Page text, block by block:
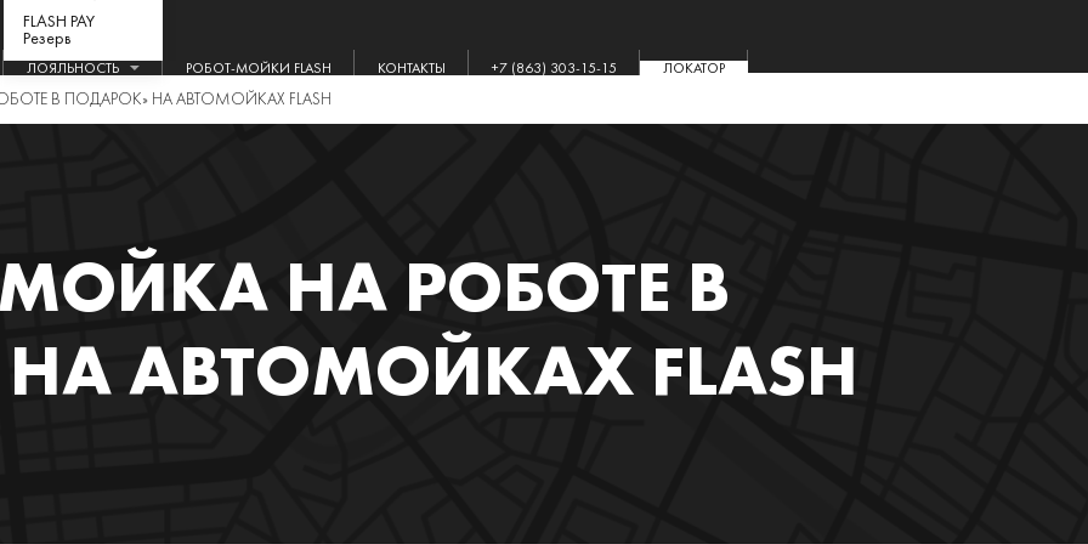
ЛОЯЛЬНОСТЬ
FLASH PAY
Резерв
РОБОТ-МОЙКИ FLASH КОНТАКТЫ +7 (863) 303-15-15 ЛОКАТОР
В ПОДАРОК» НА АВТОМОЙКАХ FLASH
НА РОБОТЕ В
АВТОМОЙКАХ FLASH